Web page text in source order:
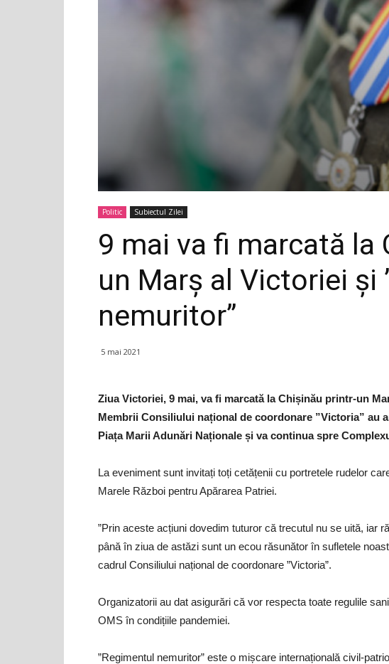
Politic Subiectul Zilei
9 mai va fi marcată la
un Marș al Victoriei și
nemuritor”
5 mai 2021
Ziua Victoriei, 9 mai, va fi marcată la Chișinău printr-un
Membrii Consiliului național de coordonare ”Victoria” au
Piața Marii Adunări Naționale și va continua spre
La eveniment sunt invitați toți cetățenii cu portretele rudelor
Marele Război pentru Apărarea Patriei.
”Prin aceste acțiuni dovedim tuturor că trecutul nu se uită, iar
până în ziua de astăzi sunt un ecou răsunător în sufletele
cadrul Consiliului național de coordonare ”Victoria”.
Organizatorii au dat asigurări că vor respecta toate regulile
OMS în condițiile pandemiei.
”Regimentul nemuritor” este o mișcare internațională civil-